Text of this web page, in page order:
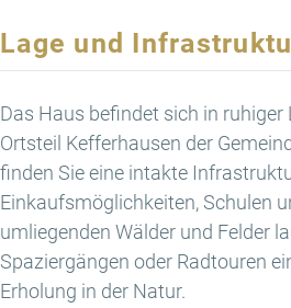
Lage und
Das Haus befindet sich in
Ortsteil Kefferhausen der
finden Sie eine intakte
Einkaufsmöglichkeiten, Schulen
umliegenden Wälder und Felder
Spaziergängen oder Radtouren
Erholung in der Natur.